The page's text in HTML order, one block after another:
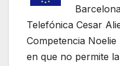
Telefónica Cesar
Competencia
en que no permite